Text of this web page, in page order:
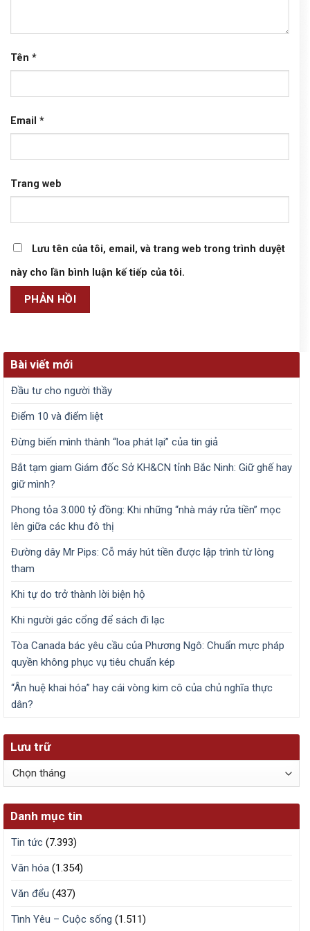
Tên *
Email *
Trang web
Lưu tên của tôi, email, và trang web trong trình duyệt
này cho lần bình luận kế tiếp của tôi.
Bài viết mới
Đầu tư cho người thầy
Điểm 10 và điểm liệt
Đừng biến mình thành “loa phát lại” của tin giả
Bắt tạm giam Giám đốc Sở KH&CN tỉnh Bắc Ninh: Giữ ghế hay
giữ mình?
Phong tỏa 3.000 tỷ đồng: Khi những “nhà máy rửa tiền” mọc
lên giữa các khu đô thị
Đường dây Mr Pips: Cỗ máy hút tiền được lập trình từ lòng
tham
Khi tự do trở thành lời biện hộ
Khi người gác cổng để sách đi lạc
Tòa Canada bác yêu cầu của Phương Ngô: Chuẩn mực pháp
quyền không phục vụ tiêu chuẩn kép
“Ân huệ khai hóa” hay cái vòng kim cô của chủ nghĩa thực
dân?
Lưu trữ
Lưu
Danh mục tin
Tin tức (7.393)
Văn hóa (1.354)
Văn đểu (437)
Tình Yêu – Cuộc sống (1.511)